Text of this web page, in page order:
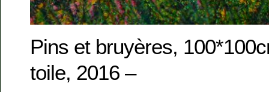
Pins et bruyères,
toile, 2016 –